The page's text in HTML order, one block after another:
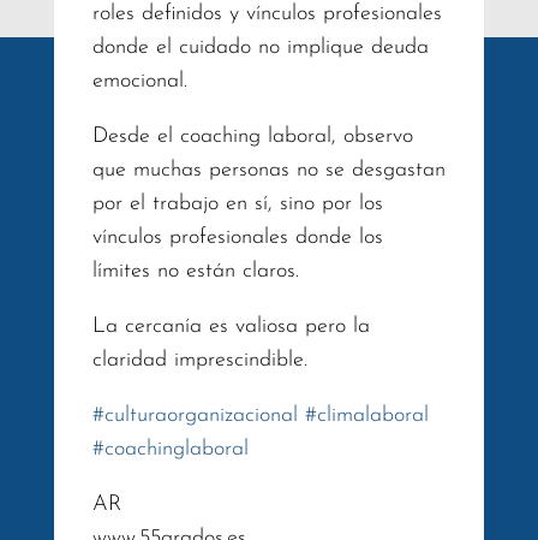
roles definidos y vínculos profesionales
donde el cuidado no implique deuda
emocional.
Desde el coaching laboral, observo
que muchas personas no se desgastan
por el trabajo en sí, sino por los
vínculos profesionales donde los
límites no están claros.
La cercanía es valiosa pero la
claridad imprescindible.
#culturaorganizacional #climalaboral
#coachinglaboral
AR